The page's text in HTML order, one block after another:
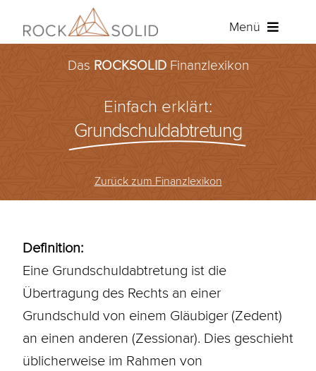
Inhalt
Menü
Baufinanzierung
Ratenkredit
Über ROCKSOLID
Kundenportal
Das ROCKSOLIDFinanzlexikon
Einfach erklärt:
Grundschuldabtretung
Zurück zum Finanzlexikon
Definition:
Eine Grundschuldabtretung ist die
Übertragung des Rechts an einer
Grundschuld von einem Gläubiger (Zedent)
an einen anderen (Zessionar). Dies geschieht
üblicherweise im Rahmen von